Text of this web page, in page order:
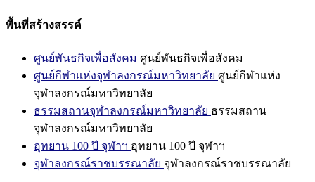
พื้นที่สร้างสรรค์
ศูนย์พันธกิจเพื่อสังคม ศูนย์พันธกิจเพื่อสังคม
ศูนย์กีฬาแห่งจุฬาลงกรณ์มหาวิทยาลัย ศูนย์กีฬาแห่ง
จุฬาลงกรณ์มหาวิทยาลัย
ธรรมสถานจุฬาลงกรณ์มหาวิทยาลัย ธรรมสถาน
จุฬาลงกรณ์มหาวิทยาลัย
อุทยาน 100 ปี จุฬาฯ อุทยาน 100 ปี จุฬาฯ
จุฬาลงกรณ์ราชบรรณาลัย จุฬาลงกรณ์ราชบรรณาลัย